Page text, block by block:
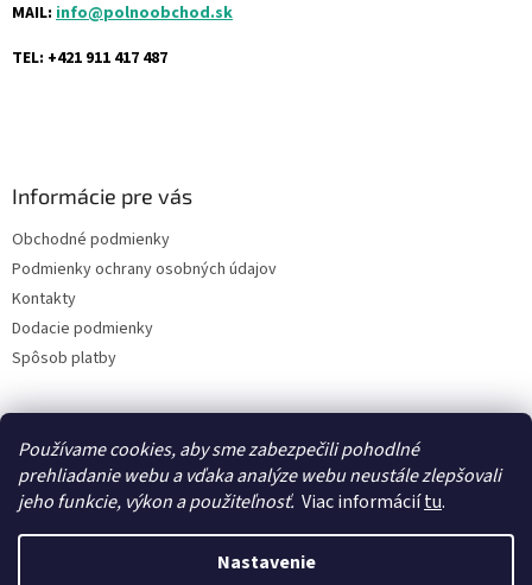
Používame cookies, aby sme zabezpečili pohodlné
prehliadanie webu a vďaka analýze webu neustále zlepšovali
jeho funkcie, výkon a použiteľnosť. Viac informáciítu.
Nastavenie
MAIL: info@polnoobchod.sk
TEL: +421 911 417 487
Informácie pre vás
Obchodné podmienky
Podmienky ochrany osobných údajov
Kontakty
Dodacie podmienky
Spôsob platby
O nás
Vytvoril Shoptet